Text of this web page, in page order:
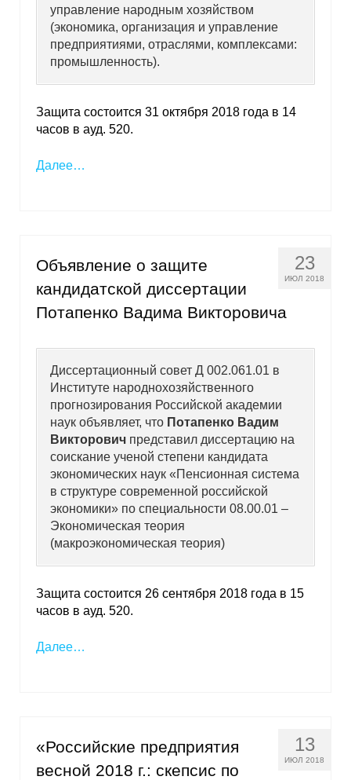
управление народным хозяйством
(экономика, организация и управление
предприятиями, отраслями, комплексами:
промышленность).
Защита состоится 31 октября 2018 года в 14
часов в ауд. 520.
Далее…
23
ИЮЛ 2018
Объявление о защите
кандидатской диссертации
Потапенко Вадима Викторовича
Диссертационный совет Д 002.061.01 в
Институте народнохозяйственного
прогнозирования Российской академии
наук объявляет, что Потапенко Вадим
Викторович представил диссертацию на
соискание ученой степени кандидата
экономических наук «Пенсионная система
в структуре современной российской
экономики» по специальности 08.00.01 –
Экономическая теория
(макроэкономическая теория)
Защита состоится 26 сентября 2018 года в 15
часов в ауд. 520.
Далее…
13
ИЮЛ 2018
«Российские предприятия
весной 2018 г.: скепсис по